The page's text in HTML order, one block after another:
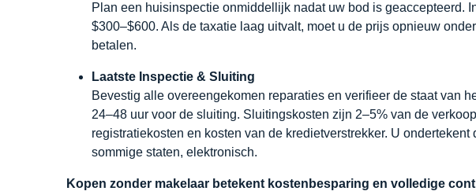
Plan een huisinspectie onmiddellijk nadat uw bod is geaccepteerd.
$300–$600. Als de taxatie laag uitvalt, moet u de prijs opnieuw
betalen.
Laatste Inspectie & Sluiting
Bevestig alle overeengekomen reparaties en verifieer de staat van
24–48 uur voor de sluiting. Sluitingskosten zijn 2–5% van de
registratiekosten en kosten van de kredietverstrekker. U
sommige staten, elektronisch.
Kopen zonder makelaar betekent kostenbesparing en volledige